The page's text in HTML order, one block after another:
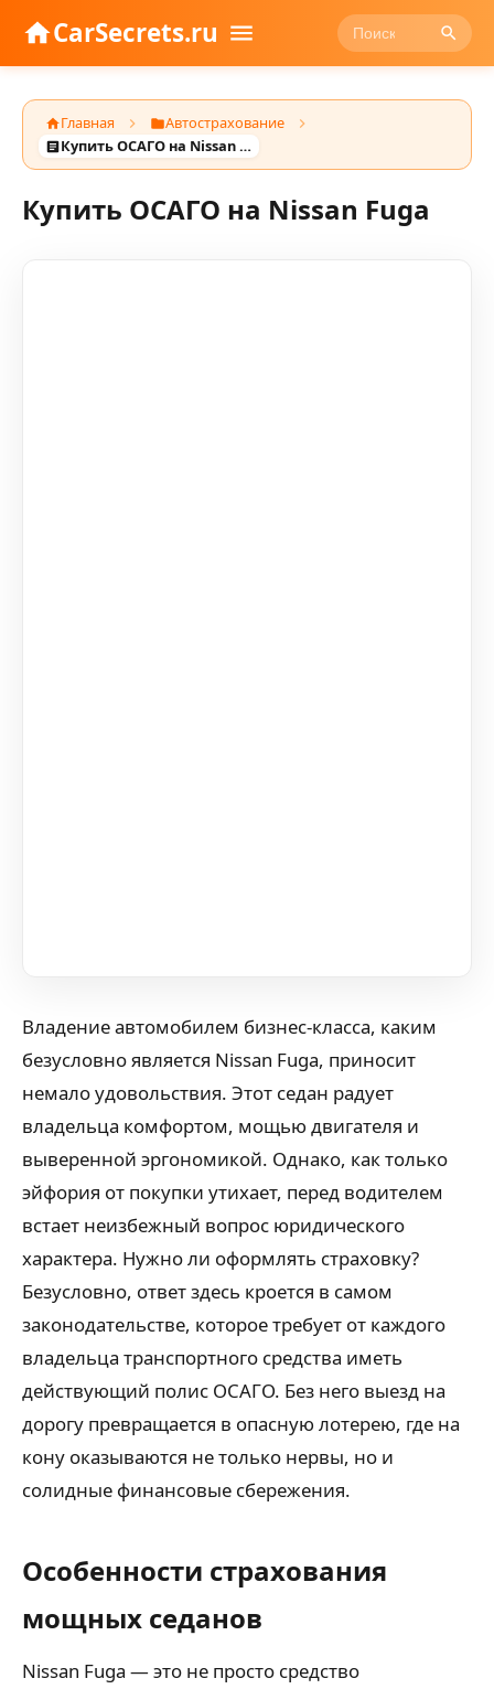
CarSecrets.ru
Главная
Автострахование
Купить ОСАГО на Nissan Fuga
Купить ОСАГО на Nissan Fuga
Владение автомобилем бизнес-класса, каким
безусловно является Nissan Fuga, приносит
немало удовольствия. Этот седан радует
владельца комфортом, мощью двигателя и
выверенной эргономикой. Однако, как только
эйфория от покупки утихает, перед водителем
встает неизбежный вопрос юридического
характера. Нужно ли оформлять страховку?
Безусловно, ответ здесь кроется в самом
законодательстве, которое требует от каждого
владельца транспортного средства иметь
действующий полис ОСАГО. Без него выезд на
дорогу превращается в опасную лотерею, где на
кону оказываются не только нервы, но и
солидные финансовые сбережения.
Особенности страхования
мощных седанов
Nissan Fuga — это не просто средство